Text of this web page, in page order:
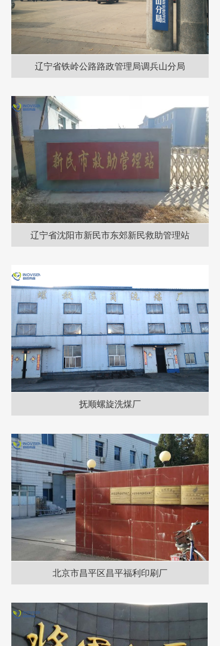
辽宁省铁岭公路路政管理局调兵山分局
辽宁省沈阳市新民市东郊新民救助管理站
抚顺螺旋洗煤厂
北京市昌平区昌平福利印刷厂